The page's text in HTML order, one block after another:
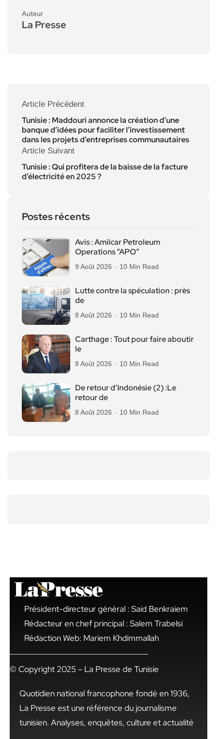
Auteur
La Presse
Article Précédent
Tunisie : Maddouri annonce la création d’une
banque d’idées pour faciliter l’investissement
dans les projets d’entreprises communautaires
Article Suivant
Tunisie : Qui profitera de la baisse de la facture
d’électricité en 2025 ?
Postes récents
Avis : Amilcar Petroleum
Operations “APO”
9 Août 2026 10 Min Read
Lutte contre la spéculation : près
de
8 Août 2026 10 Min Read
Carthage : Tout pour faire aboutir
le
8 Août 2026 10 Min Read
De retour d’Indonésie (2) :Le
retour de
8 Août 2026 10 Min Read
Président-directeur général : Said Benkraiem
Rédacteur en chef principal : Salem Trabelsi
Rédaction Web: Mariem Khdimmallah
© Copyright 2025 – La Presse de Tunisie
Quotidien national francophone fondé en 1936,
La Presse est une référence du journalisme
tunisien. Analyses, enquêtes, culture et actualité